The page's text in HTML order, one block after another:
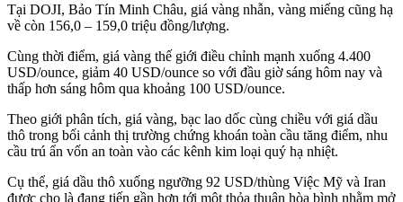
Tại DOJI, Bảo Tín Minh Châu, giá vàng nhẫn, vàng miếng cũng hạ
về còn 156,0 – 159,0 triệu đồng/lượng.
Cùng thời điểm, giá vàng thế giới điều chỉnh mạnh xuống 4.400
USD/ounce, giảm 40 USD/ounce so với đầu giờ sáng hôm nay và
thấp hơn sáng hôm qua khoảng 100 USD/ounce.
Theo giới phân tích, giá vàng, bạc lao dốc cùng chiều với giá dầu
thô trong bối cảnh thị trường chứng khoán toàn cầu tăng điểm, nhu
cầu trú ẩn vốn an toàn vào các kênh kim loại quý hạ nhiệt.
Cụ thể, giá dầu thô xuống ngưỡng 92 USD/thùng Việc Mỹ và Iran
được cho là đang tiến gần hơn tới một thỏa thuận hòa bình nhằm mở